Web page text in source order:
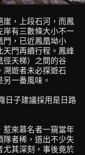
崖，上段石河，而鳳
岸有三數條大小不一
門，已近鳳凰坳小
天門再續行程。鳳峰
徑天梯）之間的谷
溯遊者未必探遊石
一番風味。
日子建議採用是日路
惹來慕名者一窺當年
隊者稀，道出不少失
尤其深刻，事後竟於